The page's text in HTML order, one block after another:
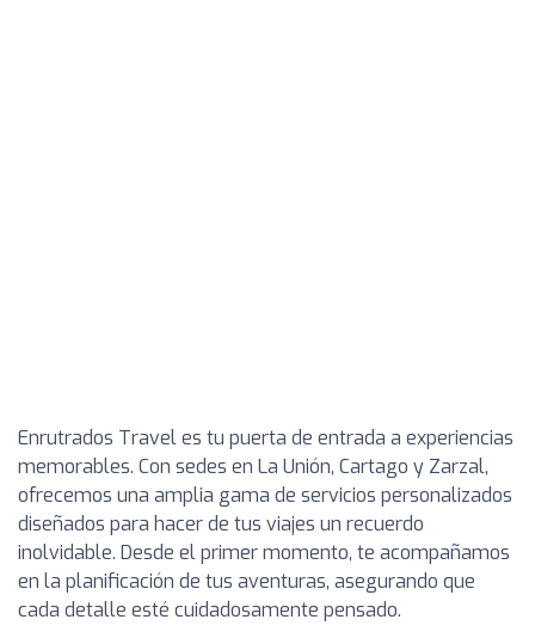
Enrutrados Travel es tu puerta de entrada a experiencias
memorables. Con sedes en La Unión, Cartago y Zarzal,
ofrecemos una amplia gama de servicios personalizados
diseñados para hacer de tus viajes un recuerdo
inolvidable. Desde el primer momento, te acompañamos
en la planificación de tus aventuras, asegurando que
cada detalle esté cuidadosamente pensado.